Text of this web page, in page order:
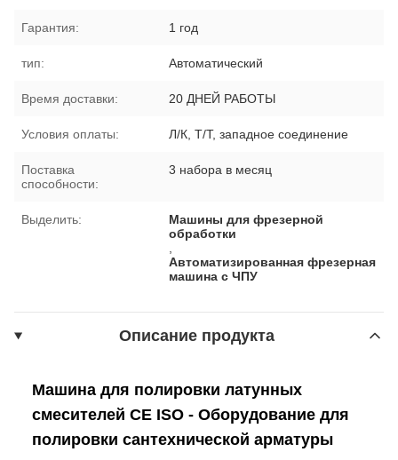
Гарантия: 1 год
тип: Автоматический
Время доставки: 20 ДНЕЙ РАБОТЫ
Условия оплаты: Л/К, Т/Т, западное соединение
Поставка
способности:
3 набора в месяц
Выделить:
Машины для фрезерной
обработки
Автоматизированная фрезерная
машина с ЧПУ
Описание продукта
Машина для полировки латунных
смесителей CE ISO - Оборудование для
полировки сантехнической арматуры